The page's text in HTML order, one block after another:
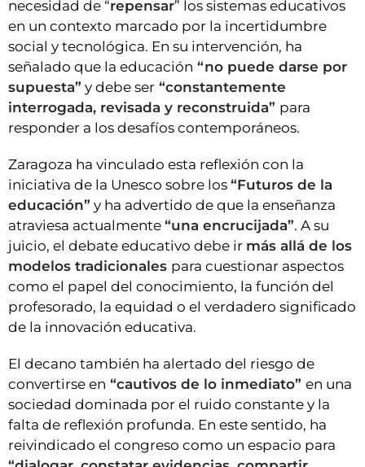
necesidad de “repensar” los sistemas educativos
en un contexto marcado por la incertidumbre
social y tecnológica. En su intervención, ha
señalado que la educación “no puede darse por
supuesta” y debe ser “constantemente
interrogada, revisada y reconstruida” para
responder a los desafíos contemporáneos.
Zaragoza ha vinculado esta reflexión con la
iniciativa de la Unesco sobre los “Futuros de la
educación” y ha advertido de que la enseñanza
atraviesa actualmente “una encrucijada”. A su
juicio, el debate educativo debe ir más allá de los
modelos tradicionales para cuestionar aspectos
como el papel del conocimiento, la función del
profesorado, la equidad o el verdadero significado
de la innovación educativa.
El decano también ha alertado del riesgo de
convertirse en “cautivos de lo inmediato” en una
sociedad dominada por el ruido constante y la
falta de reflexión profunda. En este sentido, ha
reivindicado el congreso como un espacio para